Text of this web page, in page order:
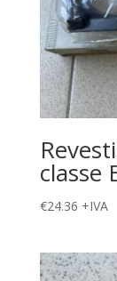
classe
€24.36 +IVA